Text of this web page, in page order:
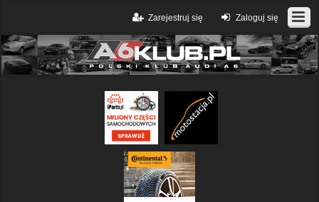
Zaloguj się
Zarejestruj się